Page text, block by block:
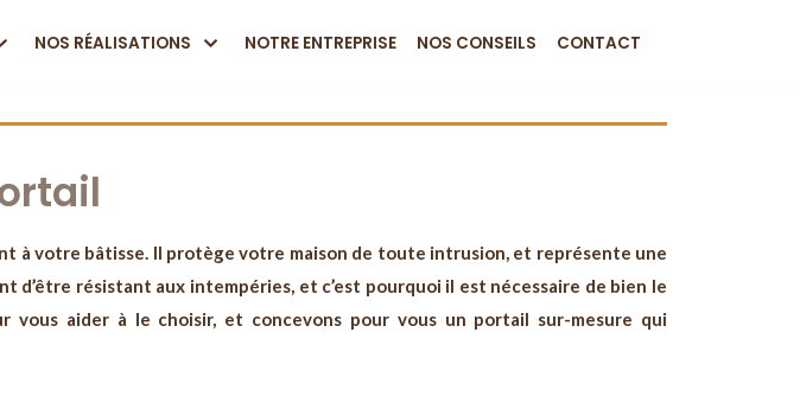
NOS RÉALISATIONS NOTRE ENTREPRISE NOS CONSEILS CONTACT
à votre bâtisse. Il protège votre maison de toute intrusion, et représente une
résistant aux intempéries, et c’est pourquoi il est nécessaire de bien le
vous aider à le choisir, et concevons pour vous un portail sur-mesure qui